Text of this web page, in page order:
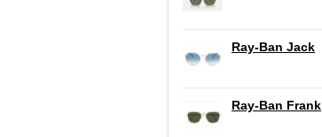
Ray-Ban Jack
Ray-Ban Frank